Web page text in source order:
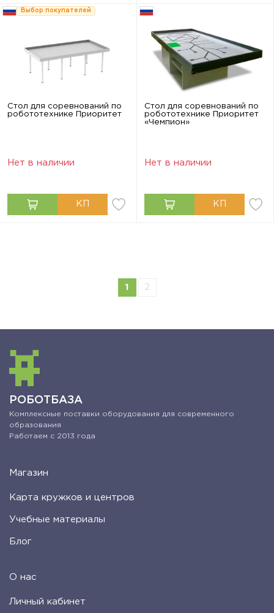
Выбор покупателей
Стол для соревнований по
робототехнике Приоритет
Нет в наличии
Стол для соревнований по
робототехнике Приоритет
«Чемпион»
Нет в наличии
1 2
РОБОТБАЗА
Комплексные поставки оборудования для современного
образования
Работаем с 2013 года
Магазин
Карта кружков и центров
Учебные материалы
Блог
О нас
Личный кабинет